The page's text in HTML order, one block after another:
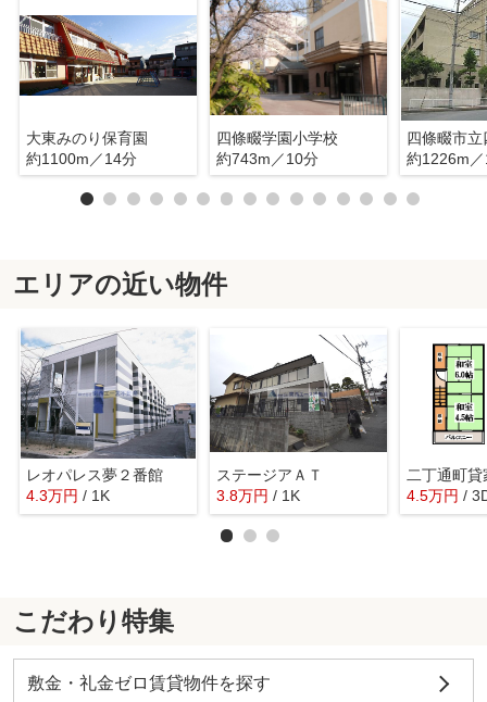
大東みのり保育園
約1100m／14分
四條畷学園小学校
約743m／10分
約1226m
エリアの近い物件
レオパレス夢２番館
4.3万円 / 1K
ステージアＡＴ
3.8万円 / 1K
二丁通町貸
4.5万円 /
こだわり特集
敷金・礼金ゼロ賃貸物件を探す